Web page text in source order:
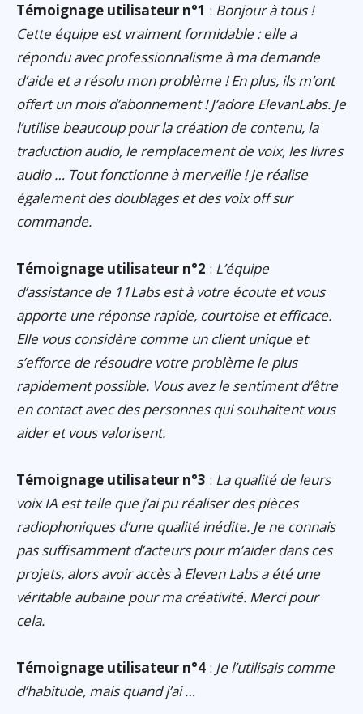
Témoignage utilisateur n°1 : Bonjour à tous !
Cette équipe est vraiment formidable : elle a
répondu avec professionnalisme à ma demande
d’aide et a résolu mon problème ! En plus, ils m’ont
offert un mois d’abonnement ! J’adore ElevanLabs. Je
l’utilise beaucoup pour la création de contenu, la
traduction audio, le remplacement de voix, les livres
audio … Tout fonctionne à merveille ! Je réalise
également des doublages et des voix off sur
commande.
Témoignage utilisateur n°2 : L’équipe
d’assistance de 11Labs est à votre écoute et vous
apporte une réponse rapide, courtoise et efficace.
Elle vous considère comme un client unique et
s’efforce de résoudre votre problème le plus
rapidement possible. Vous avez le sentiment d’être
en contact avec des personnes qui souhaitent vous
aider et vous valorisent.
Témoignage utilisateur n°3 : La qualité de leurs
voix IA est telle que j’ai pu réaliser des pièces
radiophoniques d’une qualité inédite. Je ne connais
pas suffisamment d’acteurs pour m’aider dans ces
projets, alors avoir accès à Eleven Labs a été une
véritable aubaine pour ma créativité. Merci pour
cela.
Témoignage utilisateur n°4 : Je l’utilisais comme
d’habitude, mais quand j’ai …